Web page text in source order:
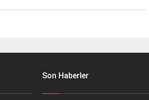
Son Haberler